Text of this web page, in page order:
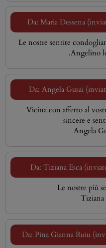
Da: Maria Dessena
Le nostre sentite
.Angelino
Da: Angela Gusai
Vicina con affetto al
sincere e
Angela
Da: Tiziana Esca
Le nostre più
Tiziana
Da: Pina Gianna Ruiu